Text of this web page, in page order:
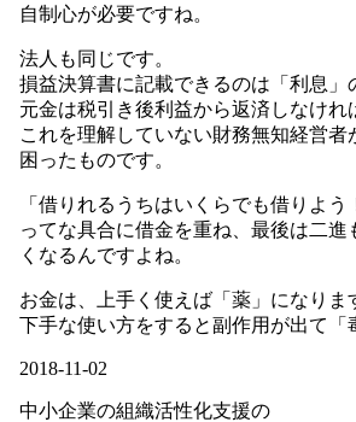
自制心が必要ですね。
法人も同じです。
損益決算書に記載できるのは「利息」
元金は税引き後利益から返済しなけれ
これを理解していない財務無知経営者
困ったものです。
「借りれるうちはいくらでも借りよう
ってな具合に借金を重ね、最後は二進
くなるんですよね。
お金は、上手く使えば「薬」になりま
下手な使い方をすると副作用が出て「
2018-11-02
中小企業の組織活性化支援の